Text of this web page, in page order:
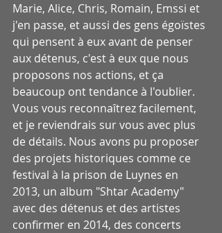
Marie, Alice, Chris, Romain, Emssi et
j'en passe, et aussi des gens égoïstes
qui pensent à eux avant de penser
aux détenus, c'est à eux que nous
proposons nos actions, et ça
beaucoup ont tendance à l'oublier.
Vous vous reconnaîtrez facilement,
et je reviendrais sur vous avec plus
de détails. Nous avons pu proposer
des projets historiques comme ce
festival à la prison de Luynes en
2013, un album "Shtar Academy"
avec des détenus et des artistes
confirmer en 2014, des concerts